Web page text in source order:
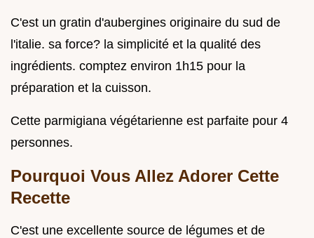
C'est un gratin d'aubergines originaire du sud de
l'italie. sa force? la simplicité et la qualité des
ingrédients. comptez environ 1h15 pour la
préparation et la cuisson.
Cette parmigiana végétarienne est parfaite pour 4
personnes.
Pourquoi Vous Allez Adorer Cette
Recette
C'est une excellente source de légumes et de